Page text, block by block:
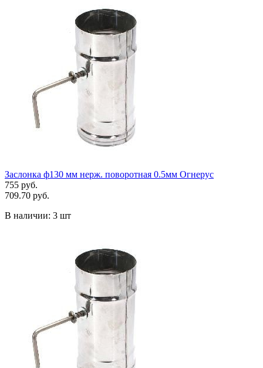
Заслонка ф130 мм нерж. поворотная 0.5мм Огнерус
755 руб.
709.70 руб.
В наличии: 3 шт